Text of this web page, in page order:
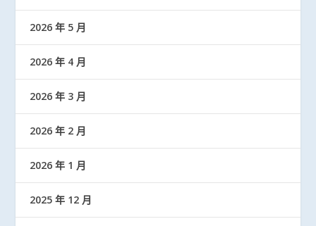
2026 年 5 月
2026 年 4 月
2026 年 3 月
2026 年 2 月
2026 年 1 月
2025 年 12 月